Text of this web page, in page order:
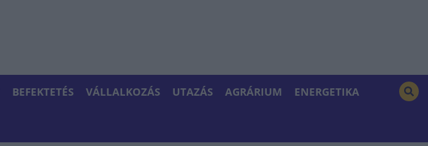
BEFEKTETÉS VÁLLALKOZÁS UTAZÁS AGRÁRIUM ENERGETIKA